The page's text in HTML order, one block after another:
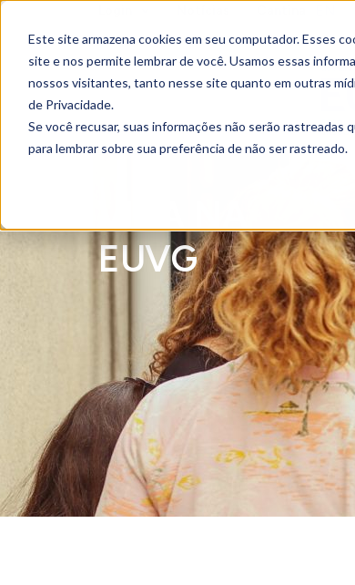
Este site armazena cookies em seu computador. Esses
site e nos permite lembrar de você. Usamos essas
nossos visitantes, tanto nesse site quanto em outras
de Privacidade.
Se você recusar, suas informações não serão rastreadas
para lembrar sobre sua preferência de não ser rastreado.
EUVG